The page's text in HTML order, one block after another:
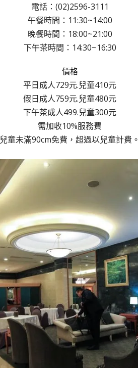
電話：(02)2596-3111
午餐時間：11:30~14:00
晚餐時間：18:00~21:00
下午茶時間：14:30~16:30
價格
平日成人729元.兒童410元
假日成人759元.兒童480元
下午茶成人499.兒童300元
需加收10%服務費
兒童未滿90cm免費，超過以兒童計費。